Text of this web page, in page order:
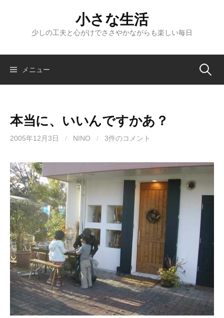
ツ
小さな生活
少しの工夫と心がけでささやかながらも楽しい毎日
メニュー 検
本当に、いいんですかあ？
2005年12月3日 / NINO / 3件のコメント